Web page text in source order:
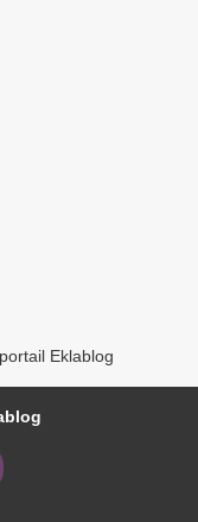
Eklablog